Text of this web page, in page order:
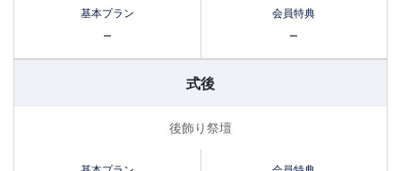
– –
式後
後飾り祭壇